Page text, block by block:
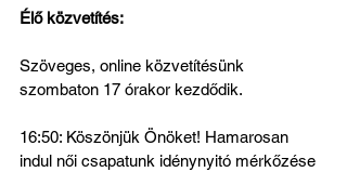
Élő közvetítés:
Szöveges, online közvetítésünk
szombaton 17 órakor kezdődik.
16:50: Köszönjük Önöket! Hamarosan
indul női csapatunk idénynyitó mérkőzése